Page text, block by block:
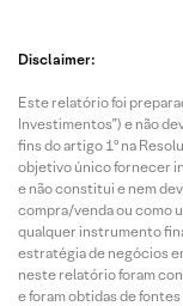
Disclaimer:
Este relatório foi
Investimentos”) e não
fins do artigo 1º na
objetivo único fornecer
e não constitui e nem
compra/venda ou como
qualquer instrumento
estratégia de negócios
neste relatório foram
e foram obtidas de